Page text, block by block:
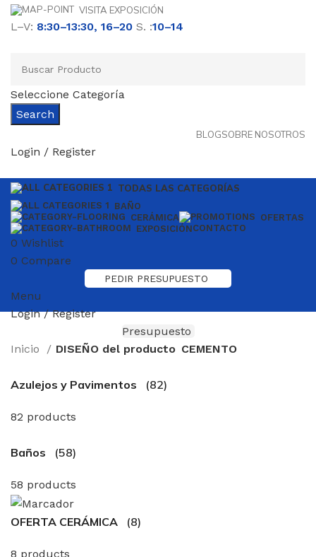
VISITA EXPOSICIÓN
L–V: 8:30–13:30, 16–20 S. :10–14
Seleccione Categoría
Search
BLOGSOBRE NOSOTROS
Login / Register
TODAS LAS CATEGORÍAS
BAÑO
CERÁMICA
OFERTAS
EXPOSICIÓNCONTACTO
0 Wishlist
0 Compare
PEDIR PRESUPUESTO
Menu
Login / Register
Presupuesto
Inicio
DISEÑO del producto CEMENTO
Azulejos y Pavimentos (82)
82 products
Baños (58)
58 products
OFERTA CERÁMICA (8)
8 products